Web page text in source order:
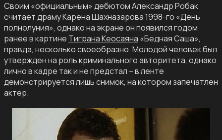
Своим «официальным» дебютом Александр Робак
считает драму Карена Шахназарова 1998-го «День
полнолуния», однако на экране он появился годом
ранее в картине Тиграна Кеосаяна «Бедная Саша»,
правда, несколько своеобразно. Молодой человек был
утвержден на роль криминального авторитета, однако
лично в кадре так и не предстал – в ленте
демонстрируется лишь снимок, на котором запечатлен
актер.